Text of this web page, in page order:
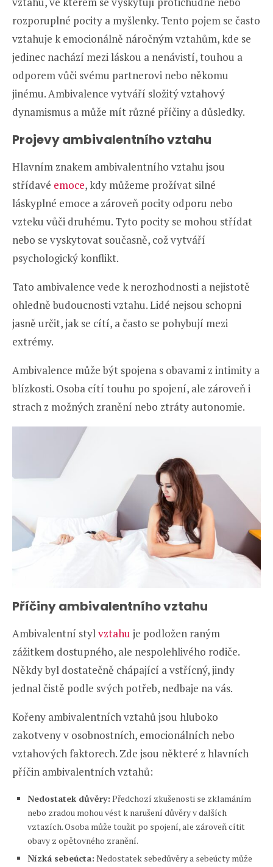
rozporuplné pocity a myšlenky. Tento pojem se často
vztahuje k emocionálně náročným vztahům, kde se
jedinec nachází mezi láskou a nenávistí, touhou a
odporem vůči svému partnerovi nebo někomu
jinému. Ambivalence vytváří složitý vztahový
dynamismus a může mít různé příčiny a důsledky.
Projevy ambivalentního vztahu
Hlavním znakem ambivalentního vztahu jsou
střídavé emoce, kdy můžeme prožívat silné
láskyplné emoce a zároveň pocity odporu nebo
vzteku vůči druhému. Tyto pocity se mohou střídat
nebo se vyskytovat současně, což vytváří
psychologický konflikt.
Tato ambivalence vede k nerozhodnosti a nejistotě
ohledně budoucnosti vztahu. Lidé nejsou schopni
jasně určit, jak se cítí, a často se pohybují mezi
extrémy.
Ambivalence může být spojena s obavami z intimity a
blízkosti. Osoba cítí touhu po spojení, ale zároveň i
strach z možných zranění nebo ztráty autonomie.
Příčiny ambivalentního vztahu
Ambivalentní stylvztahu je podložen raným
zážitkem dostupného, ale nespolehlivého rodiče.
Někdy byl dostatečně chápající a vstřícný, jindy
jednal čistě podle svých potřeb, nedbaje na vás.
Kořeny ambivalentních vztahů jsou hluboko
zakotveny v osobnostních, emocionálních nebo
vztahových faktorech. Zde jsou některé z hlavních
příčin ambivalentních vztahů:
Nedostatek důvěry: Předchozí zkušenosti se zklamáním
nebo zradou mohou vést k narušení důvěry v dalších
vztazích. Osoba může toužit po spojení, ale zároveň cítit
obavy z opětovného zranění.
Nízká sebeúcta: Nedostatek sebedůvěry a sebeúcty může